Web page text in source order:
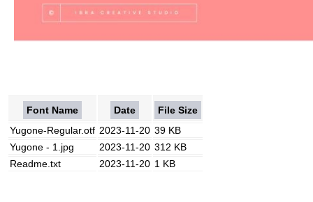
Font Name Date
File Size
Yugone-Regular.otf 2023-11-20 39 KB
Yugone - 1.jpg
2023-11-20 312 KB
Readme.txt
2023-11-20 1 KB